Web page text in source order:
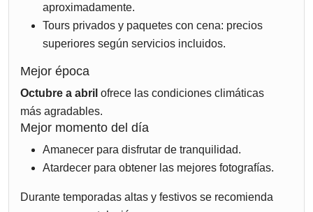
aproximadamente.
Tours privados y paquetes con cena: precios
superiores según servicios incluidos.
Mejor época
Octubre a abril ofrece las condiciones climáticas
más agradables.
Mejor momento del día
Amanecer para disfrutar de tranquilidad.
Atardecer para obtener las mejores fotografías.
Durante temporadas altas y festivos se recomienda